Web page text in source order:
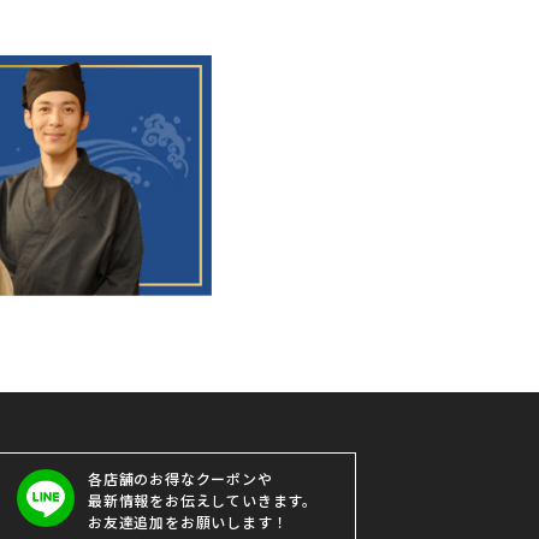
各店舗のお得なクーポンや
最新情報をお伝えしていきます。
お友達追加をお願いします！